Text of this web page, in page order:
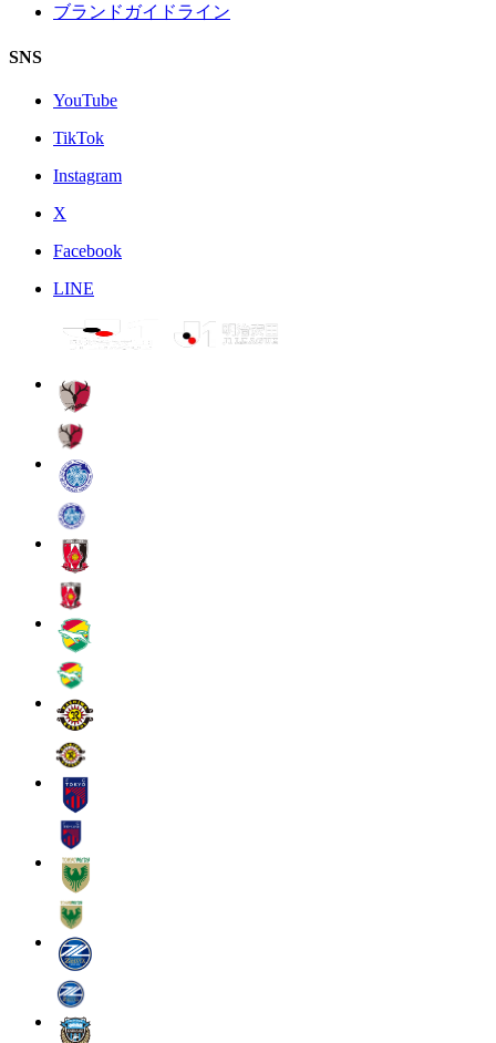
ブランドガイドライン
SNS
YouTube
TikTok
Instagram
X
Facebook
LINE